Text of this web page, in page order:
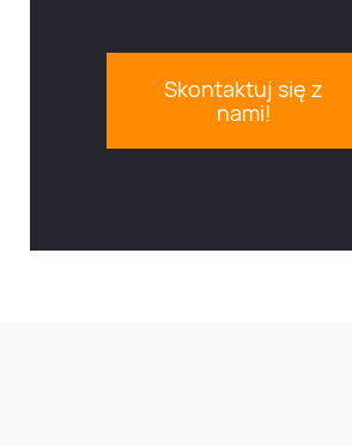
Skontaktuj się z
nami!